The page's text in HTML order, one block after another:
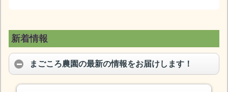
新着情報
まごころ農園の最新の情報をお届けします！